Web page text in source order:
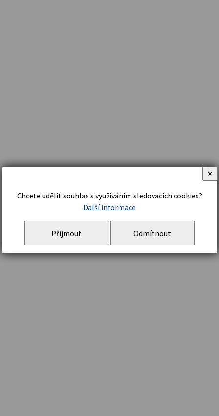
Chcete udělit souhlas s využíváním sledovacích cookies?
Další informace
Přijmout Odmítnout
✕